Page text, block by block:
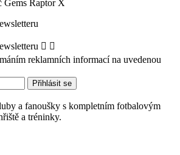
 
reklamních informací na uvedenou
a fanoušky s kompletním fotbalovým
a tréninky.